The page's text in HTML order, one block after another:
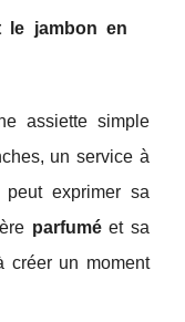
le jambon en
assiette simple
un service à
peut exprimer sa
parfuméet sa
créer un moment